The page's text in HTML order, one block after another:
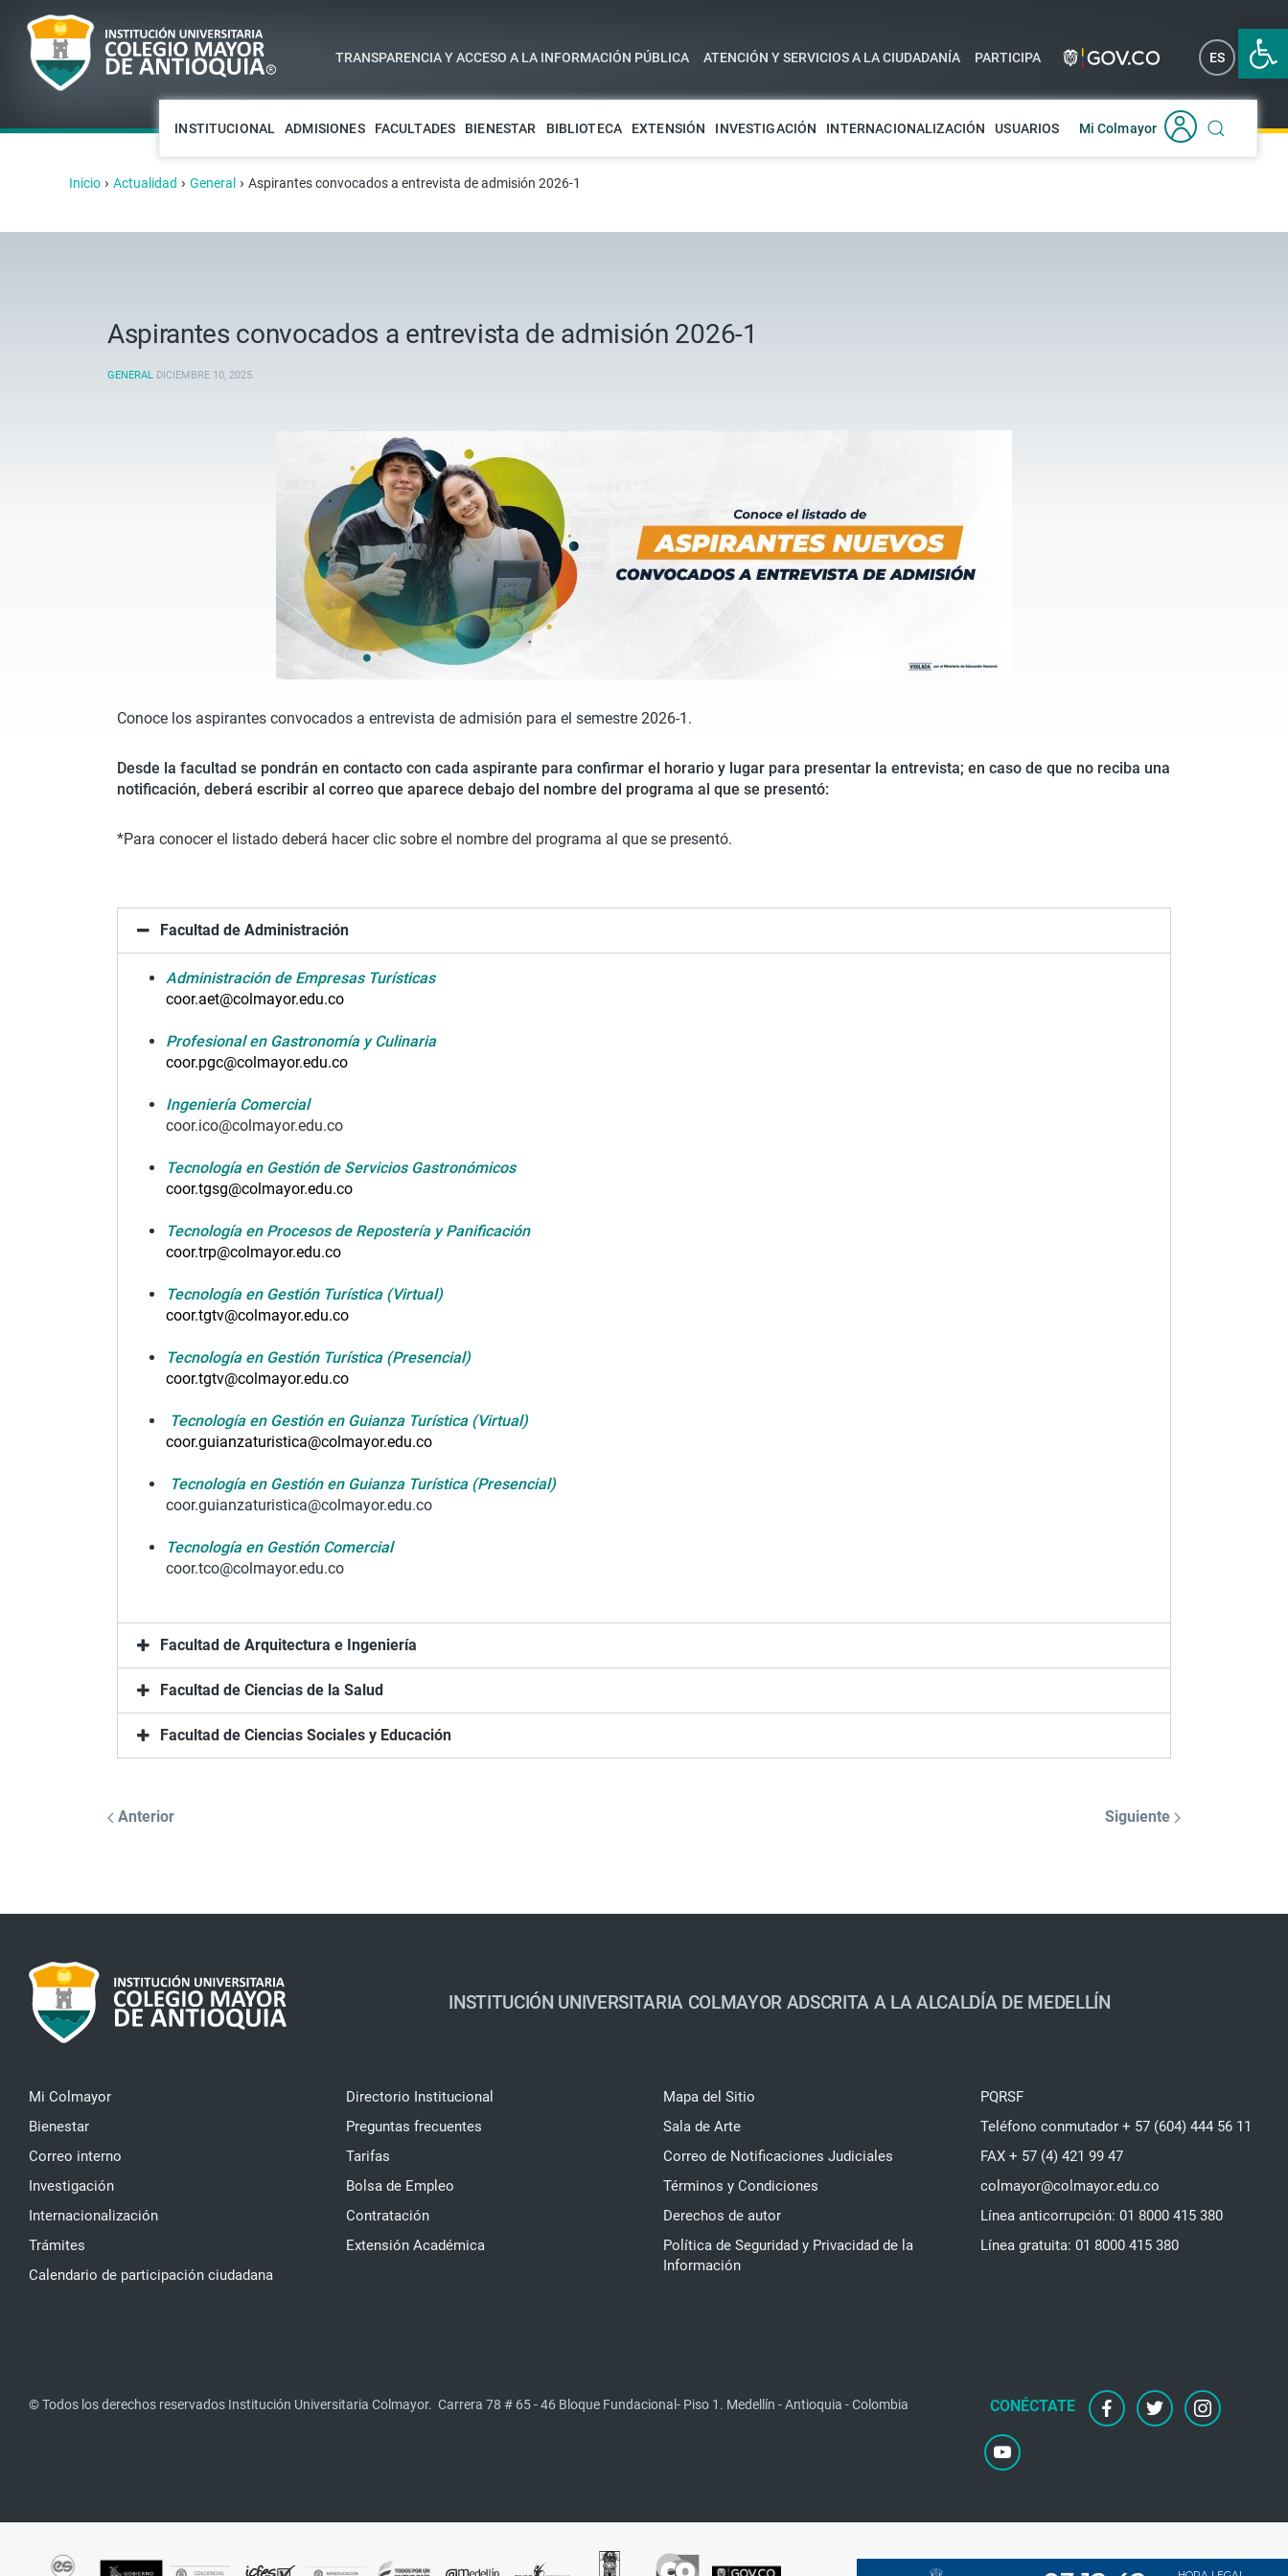
Abrir
TRANSPARENCIA Y ACCESO A LA INFORMACIÓN PÚBLICA ATENCIÓN Y SERVICIOS A LA CIUDADANÍA PARTICIPA ES EN
INSTITUCIONAL ADMISIONES FACULTADES BIENESTAR BIBLIOTECA EXTENSIÓN INVESTIGACIÓN INTERNACIONALIZACIÓN USUARIOS Mi Colmayor
Inicio › Actualidad › General › Aspirantes convocados a entrevista de admisión 2026-1
Aspirantes convocados a entrevista de admisión 2026-1
GENERAL DICIEMBRE 10, 2025.
Conoce los aspirantes convocados a entrevista de admisión para el semestre 2026-1.
Desde la facultad se pondrán en contacto con cada aspirante para confirmar el horario y lugar para presentar la entrevista; en caso de que no reciba una
notificación, deberá escribir al correo que aparece debajo del nombre del programa al que se presentó:
*Para conocer el listado deberá hacer clic sobre el nombre del programa al que se presentó.
Facultad de Administración
Administración de Empresas Turísticas
coor.aet@colmayor.edu.co
Profesional en Gastronomía y Culinaria
coor.pgc@colmayor.edu.co
Ingeniería Comercial
coor.ico@colmayor.edu.co
Tecnología en Gestión de Servicios Gastronómicos
coor.tgsg@colmayor.edu.co
Tecnología en Procesos de Repostería y Panificación
coor.trp@colmayor.edu.co
Tecnología en Gestión Turística (Virtual)
coor.tgtv@colmayor.edu.co
Tecnología en Gestión Turística (Presencial)
coor.tgtv@colmayor.edu.co
Tecnología en Gestión en Guianza Turística (Virtual)
coor.guianzaturistica@colmayor.edu.co
Tecnología en Gestión en Guianza Turística (Presencial)
coor.guianzaturistica@colmayor.edu.co
Tecnología en Gestión Comercial
coor.tco@colmayor.edu.co
Facultad de Arquitectura e Ingeniería
Facultad de Ciencias de la Salud
Facultad de Ciencias Sociales y Educación
Anterior Siguiente
INSTITUCIÓN UNIVERSITARIA COLMAYOR ADSCRITA A LA ALCALDÍA DE MEDELLÍN
Mi Colmayor
Bienestar
Correo interno
Investigación
Internacionalización
Trámites
Calendario de participación ciudadana
Directorio Institucional
Preguntas frecuentes
Tarifas
Bolsa de Empleo
Contratación
Extensión Académica
Mapa del Sitio
Sala de Arte
Correo de Notificaciones Judiciales
Términos y Condiciones
Derechos de autor
Política de Seguridad y Privacidad de la
Información
PQRSF
Teléfono conmutador + 57 (604) 444 56 11
FAX + 57 (4) 421 99 47
colmayor@colmayor.edu.co
Línea anticorrupción: 01 8000 415 380
Línea gratuita: 01 8000 415 380
© Todos los derechos reservados Institución Universitaria Colmayor. Carrera 78 # 65 - 46 Bloque Fundacional- Piso 1. Medellín - Antioquia - Colombia